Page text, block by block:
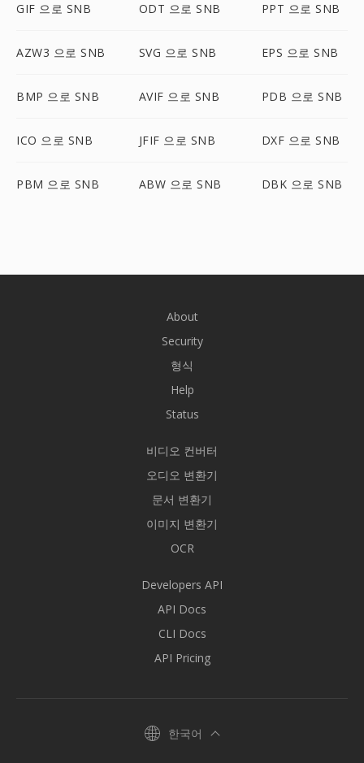
GIF 으로 SNB ODT 으로 SNB PPT 으로 SNB
AZW3 으로 SNB SVG 으로 SNB EPS 으로 SNB
BMP 으로 SNB AVIF 으로 SNB PDB 으로 SNB
ICO 으로 SNB JFIF 으로 SNB DXF 으로 SNB
PBM 으로 SNB ABW 으로 SNB DBK 으로 SNB
About
Security
형식
Help
Status
비디오 컨버터
오디오 변환기
문서 변환기
이미지 변환기
OCR
Developers API
API Docs
CLI Docs
API Pricing
한국어